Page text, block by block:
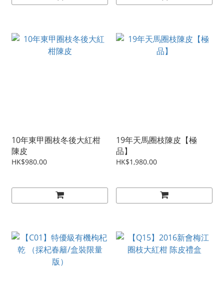
10年東甲圈枝冬後大紅柑
陳皮
HK$980.00
19年天馬圈枝陳皮【極
品】
HK$1,980.00